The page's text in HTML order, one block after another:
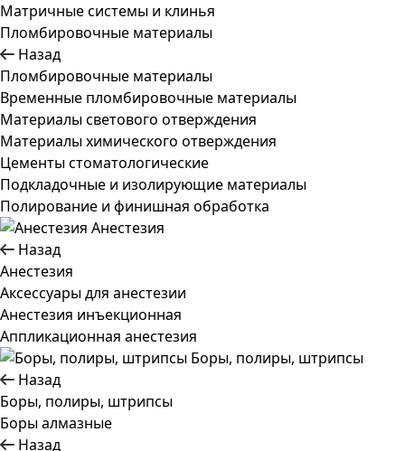
Матричные системы и клинья
Пломбировочные материалы
Назад
Пломбировочные материалы
Временные пломбировочные материалы
Материалы светового отверждения
Материалы химического отверждения
Цементы стоматологические
Подкладочные и изолирующие материалы
Полирование и финишная обработка
Анестезия
Назад
Анестезия
Аксессуары для анестезии
Анестезия инъекционная
Аппликационная анестезия
Боры, полиры, штрипсы
Назад
Боры, полиры, штрипсы
Боры алмазные
Назад